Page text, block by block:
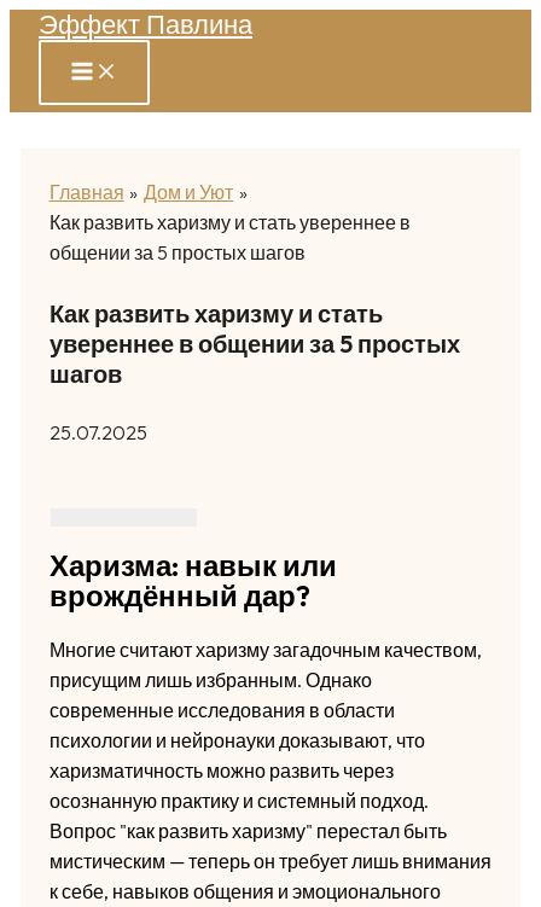
Перейти
содержимому
Эффект Павлина
Главная
Дом и Уют
Как развить харизму и стать увереннее в
общении за 5 простых шагов
Как развить харизму и стать
увереннее в общении за 5 простых
шагов
25.07.2025
Харизма: навык или
врождённый дар?
Многие считают харизму загадочным качеством,
присущим лишь избранным. Однако
современные исследования в области
психологии и нейронауки доказывают, что
харизматичность можно развить через
осознанную практику и системный подход.
Вопрос "как развить харизму" перестал быть
мистическим — теперь он требует лишь внимания
к себе, навыков общения и эмоционального